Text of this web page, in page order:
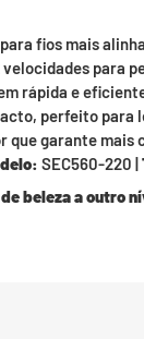
fios mais
para
rápida e
perfeito para
que garante mais
SEC560-220 |
beleza a outro